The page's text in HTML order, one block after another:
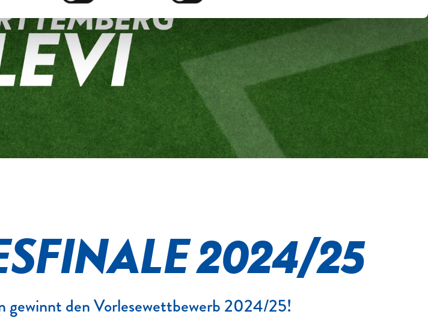
2024/25
gewinnt den Vorlesewettbewerb 2024/25!